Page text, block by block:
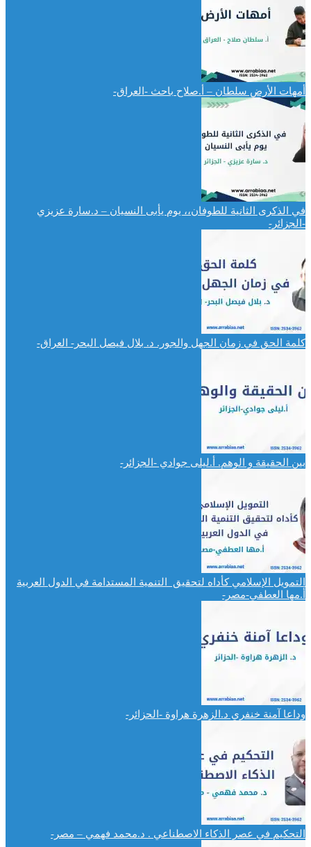
أمهات الأرض سلطان – أ.صلاح باحث -العراق-
في الذكرى الثانية للطوفان،، يوم يأبى النسيان – د.سارة عزيزي
-الجزائر-
كلمة الحق في زمان الجهل والجور. د. بلال فيصل البحر- العراق-
بين الحقيقة و الوهم. أ.ليلى جوادي -الجزائر-
التمويل الإسلامي كأداه لتحقيق التنمية المستدامة في الدول العربية
أ.مها العطفي-مصر-
وداعا آمنة خنفري د.الزهرة هراوة -الحزائر-
التحكيم في عصر الذكاء الاصطناعي . د.محمد فهمي – مصر-